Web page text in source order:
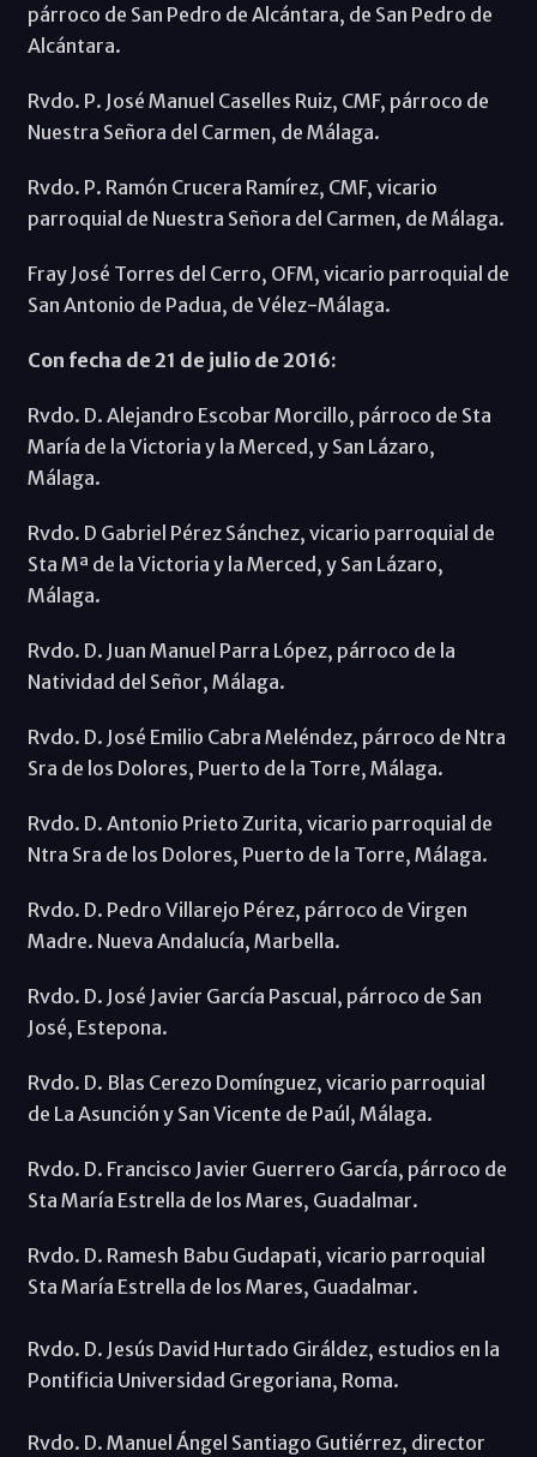
párroco de San Pedro de Alcántara, de San Pedro de
Alcántara.
Rvdo. P. José Manuel Caselles Ruiz, CMF, párroco de
Nuestra Señora del Carmen, de Málaga.
Rvdo. P. Ramón Crucera Ramírez, CMF, vicario
parroquial de Nuestra Señora del Carmen, de Málaga.
Fray José Torres del Cerro, OFM, vicario parroquial de
San Antonio de Padua, de Vélez-Málaga.
Con fecha de 21 de julio de 2016:
Rvdo. D. Alejandro Escobar Morcillo, párroco de Sta
María de la Victoria y la Merced, y San Lázaro,
Málaga.
Rvdo. D Gabriel Pérez Sánchez, vicario parroquial de
Sta Mª de la Victoria y la Merced, y San Lázaro,
Málaga.
Rvdo. D. Juan Manuel Parra López, párroco de la
Natividad del Señor, Málaga.
Rvdo. D. José Emilio Cabra Meléndez, párroco de Ntra
Sra de los Dolores, Puerto de la Torre, Málaga.
Rvdo. D. Antonio Prieto Zurita, vicario parroquial de
Ntra Sra de los Dolores, Puerto de la Torre, Málaga.
Rvdo. D. Pedro Villarejo Pérez, párroco de Virgen
Madre. Nueva Andalucía, Marbella.
Rvdo. D. José Javier García Pascual, párroco de San
José, Estepona.
Rvdo. D. Blas Cerezo Domínguez, vicario parroquial
de La Asunción y San Vicente de Paúl, Málaga.
Rvdo. D. Francisco Javier Guerrero García, párroco de
Sta María Estrella de los Mares, Guadalmar.
Rvdo. D. Ramesh Babu Gudapati, vicario parroquial
Sta María Estrella de los Mares, Guadalmar.
Rvdo. D. Jesús David Hurtado Giráldez, estudios en la
Pontificia Universidad Gregoriana, Roma.
Rvdo. D. Manuel Ángel Santiago Gutiérrez, director